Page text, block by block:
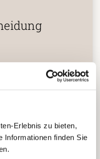
Erlebnis zu bieten,
Informationen finden Sie
mit über
durch